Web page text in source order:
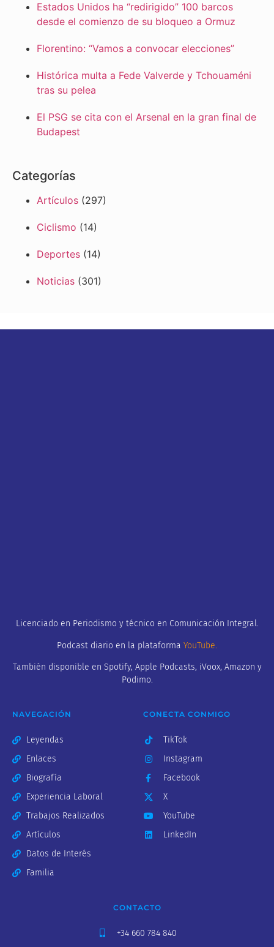
Estados Unidos ha “redirigido” 100 barcos
desde el comienzo de su bloqueo a Ormuz
Florentino: “Vamos a convocar elecciones”
Histórica multa a Fede Valverde y Tchouaméni
tras su pelea
El PSG se cita con el Arsenal en la gran final de
Budapest
Categorías
Artículos (297)
Ciclismo (14)
Deportes (14)
Noticias (301)
Licenciado en Periodismo y técnico en Comunicación Integral.
Podcast diario en la plataforma YouTube.
También disponible en Spotify, Apple Podcasts, iVoox, Amazon y
Podimo.
NAVEGACIÓN
Leyendas
Enlaces
Biografía
Experiencia Laboral
Trabajos Realizados
Artículos
Datos de Interés
Familia
CONECTA CONMIGO
TikTok
Instagram
Facebook
X
YouTube
LinkedIn
CONTACTO
+34 660 784 840